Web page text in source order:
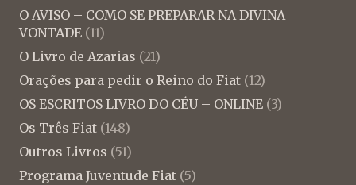
O AVISO – COMO SE PREPARAR NA DIVINA
VONTADE (11)
O Livro de Azarias (21)
Orações para pedir o Reino do Fiat (12)
OS ESCRITOS LIVRO DO CÉU – ONLINE (3)
Os Três Fiat (148)
Outros Livros (51)
Programa Juventude Fiat (5)